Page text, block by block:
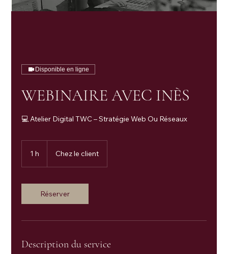
Disponible en ligne
WEBINAIRE AVEC INÈS
💻 Atelier Digital TWC – Stratégie Web Ou Réseaux
1 h Chez le client
Réserver
Description du service